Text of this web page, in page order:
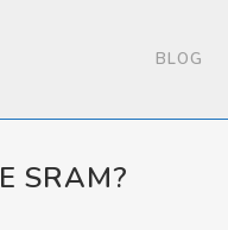
BLOG
SRAM?